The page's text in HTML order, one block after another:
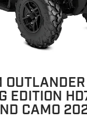
EDITION
CAMO